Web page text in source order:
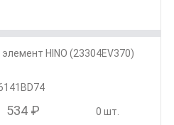
HINO (23304EV370)
534 ₽ 0 шт.